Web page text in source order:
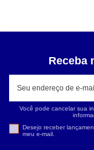
Receba
Você pode cancelar sua
Desejo receber
meu e-mail.